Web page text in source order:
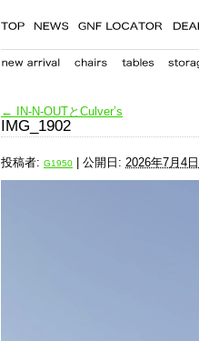
← IN-N-OUTとCulver’s
IMG_1902
投稿者: G1950 公開日: 2026年7月4日